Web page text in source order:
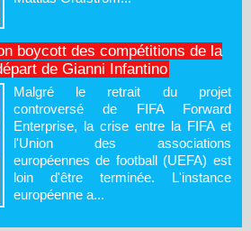
boycott des compétitions de la
de Gianni Infantino
Malgré le retrait du projet
controversé de FIFA Forward
Enterprise, la crise entre la FIFA et
l'Union des associations
européennes de football (UEFA) est
loin d'être terminée. L'instance
européenne a...